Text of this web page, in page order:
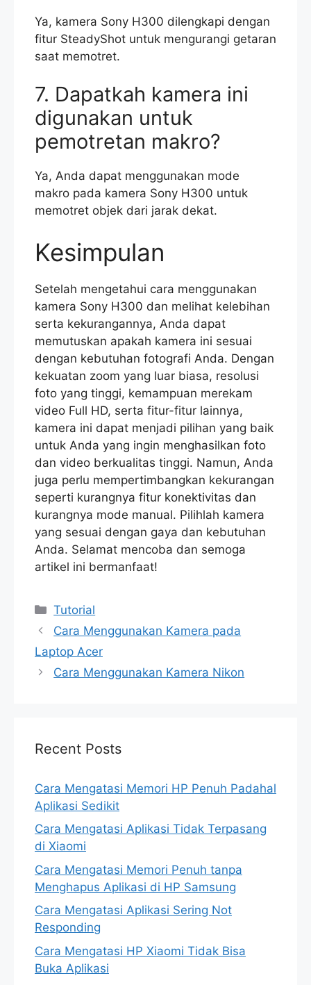
Ya, kamera Sony H300 dilengkapi dengan
fitur SteadyShot untuk mengurangi getaran
saat memotret.
7. Dapatkah kamera ini
digunakan untuk
pemotretan makro?
Ya, Anda dapat menggunakan mode
makro pada kamera Sony H300 untuk
memotret objek dari jarak dekat.
Kesimpulan
Setelah mengetahui cara menggunakan
kamera Sony H300 dan melihat kelebihan
serta kekurangannya, Anda dapat
memutuskan apakah kamera ini sesuai
dengan kebutuhan fotografi Anda. Dengan
kekuatan zoom yang luar biasa, resolusi
foto yang tinggi, kemampuan merekam
video Full HD, serta fitur-fitur lainnya,
kamera ini dapat menjadi pilihan yang baik
untuk Anda yang ingin menghasilkan foto
dan video berkualitas tinggi. Namun, Anda
juga perlu mempertimbangkan kekurangan
seperti kurangnya fitur konektivitas dan
kurangnya mode manual. Pilihlah kamera
yang sesuai dengan gaya dan kebutuhan
Anda. Selamat mencoba dan semoga
artikel ini bermanfaat!
Categories
Tutorial
Cara Menggunakan Kamera pada
Laptop Acer
Cara Menggunakan Kamera Nikon
Recent Posts
Cara Mengatasi Memori HP Penuh Padahal
Aplikasi Sedikit
Cara Mengatasi Aplikasi Tidak Terpasang
di Xiaomi
Cara Mengatasi Memori Penuh tanpa
Menghapus Aplikasi di HP Samsung
Cara Mengatasi Aplikasi Sering Not
Responding
Cara Mengatasi HP Xiaomi Tidak Bisa
Buka Aplikasi